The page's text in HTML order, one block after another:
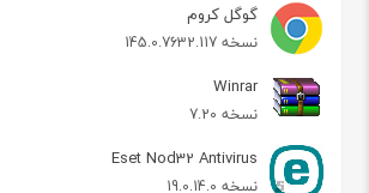
گوگل کروم
نسخه 145.0.7632.117
Winrar
نسخه 7.20
Eset Nod32 Antivirus
نسخه 19.0.14.0